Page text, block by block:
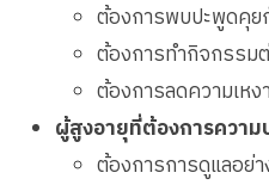
ต้องการพบปะพูดคุย
ต้องการทำกิจกรรม
ต้องการลดความเหงา
ผู้สูงอายุที่ต้องการควา
ต้องการการดูแลอย่